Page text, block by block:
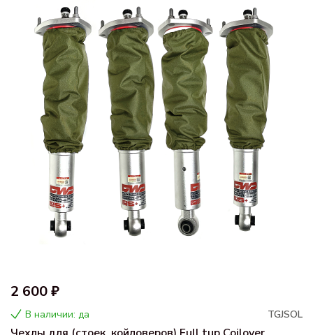
2 600 ₽
В наличии: да TGJSOL